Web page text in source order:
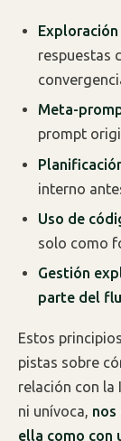
respuestas
Meta-
prompt
interno
Uso de
solo como
Gestión
parte del
Estos
pistas sobre
relación con la
ni unívoca, nos
ella como con